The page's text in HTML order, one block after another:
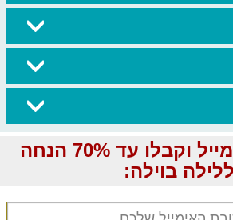
הזינו כתובת מייל וקבלו עד 70% הנחה
ללילה בוילה: